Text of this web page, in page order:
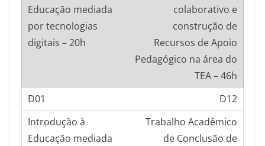
colaborativo e
construção de
Recursos de Apoio
Pedagógico na área do
TEA – 46h
D12
Trabalho Acadêmico
de Conclusão de